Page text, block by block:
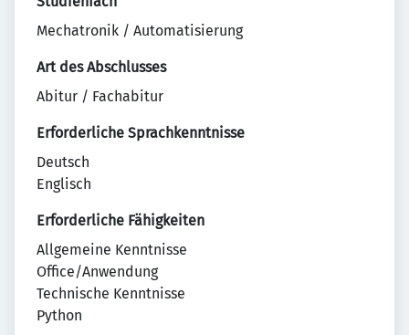
Mechatronik / Automatisierung
Art des Abschlusses
Abitur / Fachabitur
Erforderliche Sprachkenntnisse
Deutsch
Englisch
Erforderliche Fähigkeiten
Allgemeine Kenntnisse
Office/Anwendung
Technische Kenntnisse
Python